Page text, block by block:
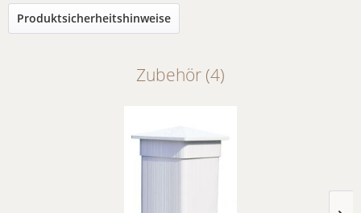
Produktsicherheitshinweise
Zubehör (4)